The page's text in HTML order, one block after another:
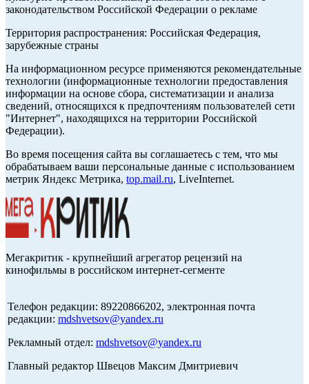
законодательством Российской Федерации о рекламе
Территория распространения: Российская Федерация,
зарубежные страны
На информационном ресурсе применяются рекомендательные
технологии (информационные технологии предоставления
информации на основе сбора, систематизации и анализа
сведений, относящихся к предпочтениям пользователей сети
"Интернет", находящихся на территории Российской
Федерации).
Во время посещения сайта вы соглашаетесь с тем, что мы
обрабатываем ваши персональные данные с использованием
метрик Яндекс Метрика, top.mail.ru, LiveInternet.
Мегакритик - крупнейший агрегатор рецензий на
кинофильмы в российском интернет-сегменте
Телефон редакции: 89220866202, электронная почта
редакции: mdshvetsov@yandex.ru
Рекламный отдел: mdshvetsov@yandex.ru
Главный редактор Швецов Максим Дмитриевич